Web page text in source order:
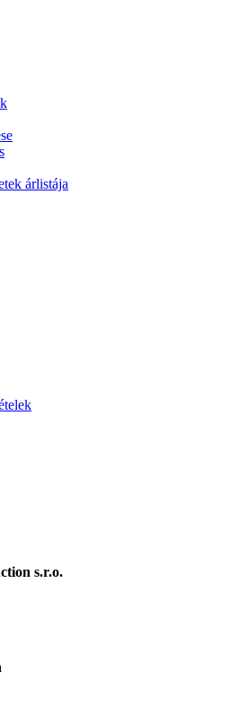
árlistája
s.r.o.